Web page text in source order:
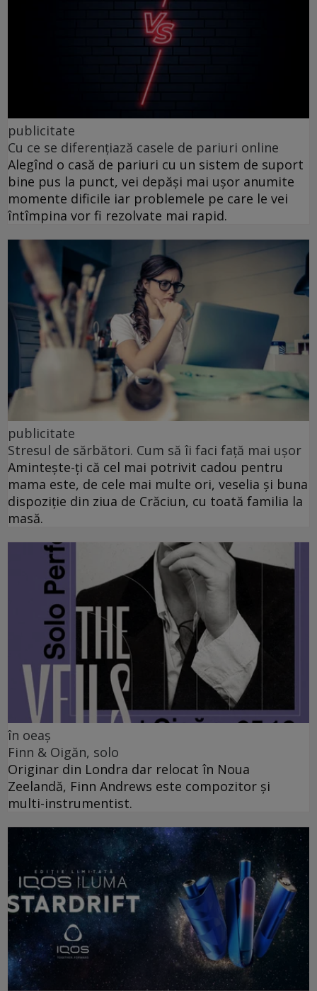
publicitate
Cu ce se diferențiază casele de pariuri online
Alegînd o casă de pariuri cu un sistem de suport
bine pus la punct, vei depăși mai ușor anumite
momente dificile iar problemele pe care le vei
întîmpina vor fi rezolvate mai rapid.
publicitate
Stresul de sărbători. Cum să îi faci față mai ușor
Amintește-ți că cel mai potrivit cadou pentru
mama este, de cele mai multe ori, veselia și buna
dispoziție din ziua de Crăciun, cu toată familia la
masă.
în oeaș
Finn & Oigăn, solo
Originar din Londra dar relocat în Noua
Zeelandă, Finn Andrews este compozitor și
multi-instrumentist.